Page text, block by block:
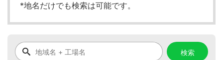
*地名だけでも検索は可能です。